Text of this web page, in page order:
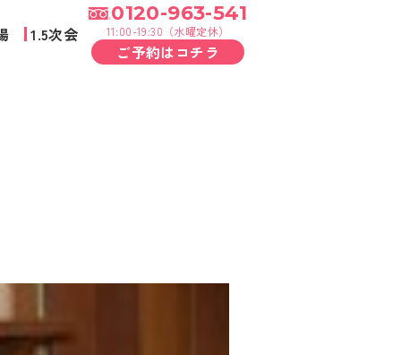
1.5次会
0120-963-541
11:00-19:30（水曜定休）
ご予約はコチラ